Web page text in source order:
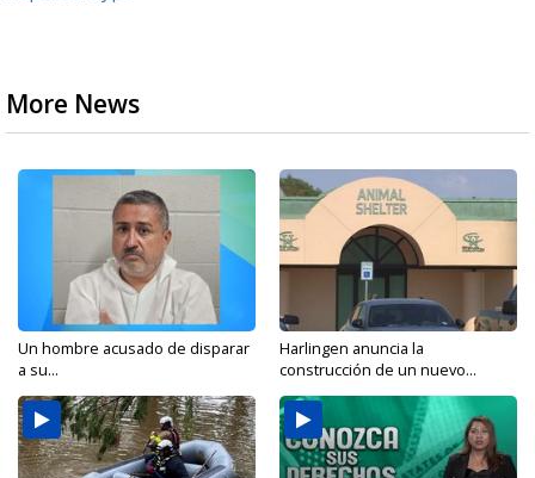
More News
Un hombre acusado de disparar
a su...
Harlingen anuncia la
construcción de un nuevo...